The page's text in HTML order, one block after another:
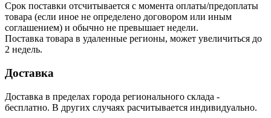
Срок поставки отсчитывается с момента оплаты/предоплаты
товара (если иное не определено договором или иным
соглашением) и обычно не превышает недели.
Поставка товара в удаленные регионы, может увеличиться до
2 недель.
Доставка
Доставка в пределах города регионального склада -
бесплатно. В других случаях расчитывается индивидуально.